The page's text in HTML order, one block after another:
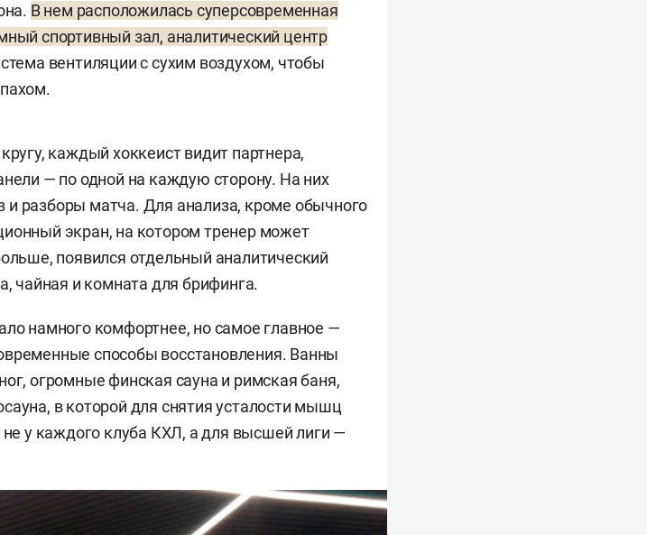
В нем расположилась суперсовременная
спортивный зал, аналитический центр
вентиляции с сухим воздухом, чтобы
каждый хоккеист видит партнера,
— по одной на каждую сторону. На них
разборы матча. Для анализа, кроме обычного
экран, на котором тренер может
появился отдельный аналитический
чайная и комната для брифинга.
намного комфортнее, но самое главное —
способы восстановления. Ванны
огромные финская сауна и римская баня,
в которой для снятия усталости мышц
не у каждого клуба КХЛ, а для высшей лиги —